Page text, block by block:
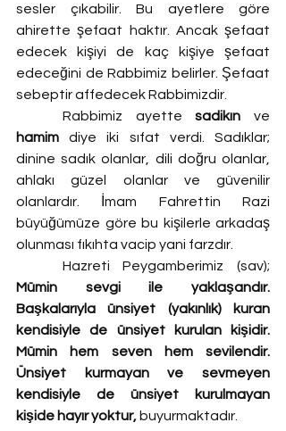
sesler çıkabilir. Bu ayetlere göre
ahirette şefaat haktır. Ancak şefaat
edecek kişiyi de kaç kişiye şefaat
edeceğini de Rabbimiz belirler. Şefaat
sebeptir affedecek Rabbimizdir.
	Rabbimiz ayette
sadikın ve
hamim diye iki sıfat verdi. Sadıklar;
dinine sadık olanlar, dili doğru olanlar,
ahlakı güzel olanlar ve güvenilir
olanlardır. İmam Fahrettin Razi
büyüğümüze göre bu kişilerle arkadaş
olunması fıkıhta vacip yani farzdır.
Mümin sevgi ile yaklaşandır.
Başkalarıyla ünsiyet (yakınlık) kuran
kendisiyle de ünsiyet kurulan kişidir.
Mümin hem seven hem sevilendir.
Ünsiyet kurmayan ve sevmeyen
kendisiyle de ünsiyet kurulmayan
kişide hayır yoktur, buyurmaktadır.